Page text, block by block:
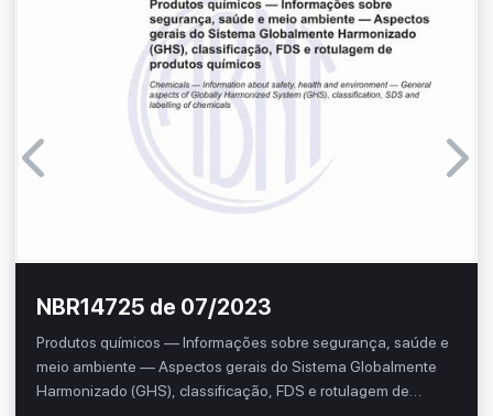
NBR14725 de 07/2023
Produtos químicos — Informações sobre segurança, saúde e
meio ambiente — Aspectos gerais do Sistema Globalmente
Harmonizado (GHS), classificação, FDS e rotulagem de